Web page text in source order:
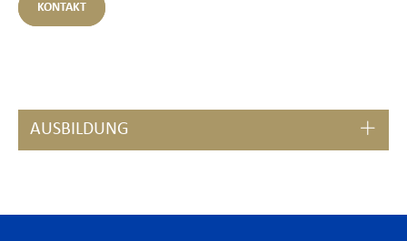
KONTAKT
AUSBILDUNG